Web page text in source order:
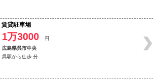
賃貸駐車場
1万3000
円
広島県呉市中央
呉駅から徒歩-分